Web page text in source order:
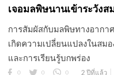
เจอมลพิษนานเข้าระวังส
การสัมผัสกับมลพิษทางอากา
เกิดความเปลี่ยนแปลงในสม
และการเรียนรู้บกพร่อง
0 0 0 2 ปีที่แล้ว